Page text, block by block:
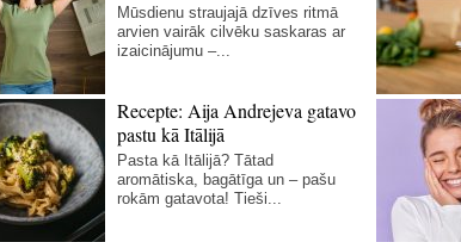
Mūsdienu straujajā dzīves ritmā
arvien vairāk cilvēku saskaras ar
izaicinājumu –...
Recepte: Aija Andrejeva gatavo
pastu kā Itālijā
Pasta kā Itālijā? Tātad
aromātiska, bagātīga un – pašu
rokām gatavota! Tieši...